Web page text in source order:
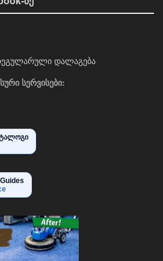
დალაგება
სერვისები: